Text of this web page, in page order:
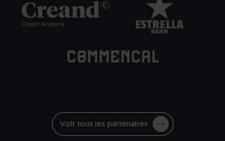
blancas_Eventos.png
Damm.png
Voir tous les partenaires